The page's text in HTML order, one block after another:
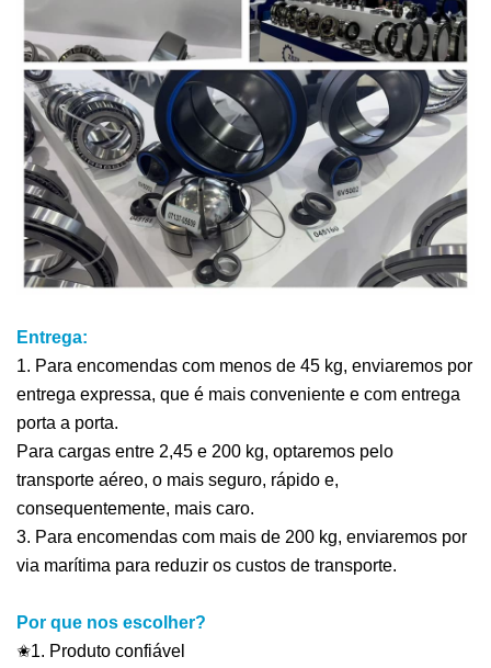
Entrega:
1. Para encomendas com menos de 45 kg, enviaremos por
entrega expressa, que é mais conveniente e com entrega
porta a porta.
Para cargas entre 2,45 e 200 kg, optaremos pelo
transporte aéreo, o mais seguro, rápido e,
consequentemente, mais caro.
3. Para encomendas com mais de 200 kg, enviaremos por
via marítima para reduzir os custos de transporte.
Por que nos escolher?
✬1. Produto confiável